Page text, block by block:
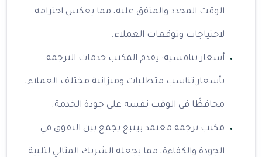
الوقت المحدد والمتفق عليه، مما يعكس احترامه
لاحتياجات وتوقعات العملاء.
أسعار تنافسية: يقدم المكتب خدمات الترجمة
بأسعار تناسب متطلبات وميزانية مختلف العملاء،
محافظًا في الوقت نفسه على جودة الخدمة.
مكتب ترجمة معتمد بينبع يجمع بين التفوق في
الجودة والكفاءة، مما يجعله الشريك المثالي لتلبية